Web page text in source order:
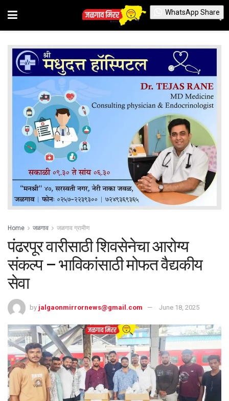
Home जळगाव जळगाव ग्रामीण
पंढरपूर वारीसाठी शिवसेनेचा आरोग्य
संकल्प – भाविकांसाठी मोफत वैद्यकीय
सेवा
by jalgaonmirrornews@gmail.com June 18, 2025
WhatsApp Share